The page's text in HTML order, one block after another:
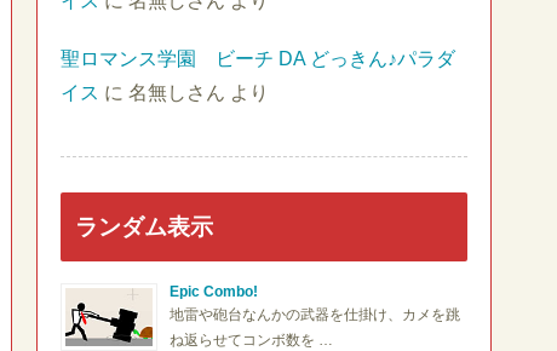
聖ロマンス学園 ビーチ DA どっきん♪パラダ
イス に 名無しさん より
ランダム表示
Epic Combo!
地雷や砲台なんかの武器を仕掛け、カメを跳
ね返らせてコンボ数を …